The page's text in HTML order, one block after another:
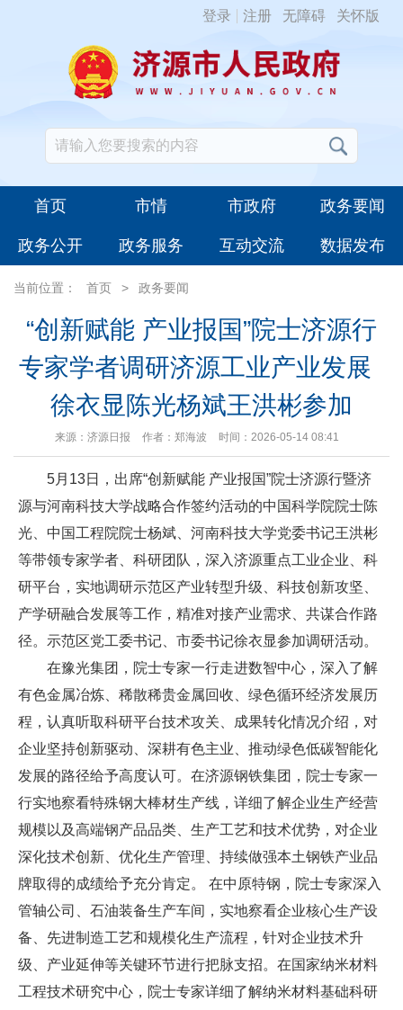
登录 注册 无障碍 关怀版
首页 市情 市政府 政务要闻
政务公开 政务服务 互动交流 数据发布
当前位置： 首页 > 政务要闻
“创新赋能 产业报国”院士济源行
专家学者调研济源工业产业发展
徐衣显陈光杨斌王洪彬参加
来源：济源日报 作者：郑海波 时间：2026-05-14 08:41
5月13日，出席“创新赋能 产业报国”院士济源行暨济
源与河南科技大学战略合作签约活动的中国科学院院士陈
光、中国工程院院士杨斌、河南科技大学党委书记王洪彬
等带领专家学者、科研团队，深入济源重点工业企业、科
研平台，实地调研示范区产业转型升级、科技创新攻坚、
产学研融合发展等工作，精准对接产业需求、共谋合作路
径。示范区党工委书记、市委书记徐衣显参加调研活动。
在豫光集团，院士专家一行走进数智中心，深入了解
有色金属冶炼、稀散稀贵金属回收、绿色循环经济发展历
程，认真听取科研平台技术攻关、成果转化情况介绍，对
企业坚持创新驱动、深耕有色主业、推动绿色低碳智能化
发展的路径给予高度认可。在济源钢铁集团，院士专家一
行实地察看特殊钢大棒材生产线，详细了解企业生产经营
规模以及高端钢产品品类、生产工艺和技术优势，对企业
深化技术创新、优化生产管理、持续做强本土钢铁产业品
牌取得的成绩给予充分肯定。 在中原特钢，院士专家深入
管轴公司、石油装备生产车间，实地察看企业核心生产设
备、先进制造工艺和规模化生产流程，针对企业技术升
级、产业延伸等关键环节进行把脉支招。在国家纳米材料
工程技术研究中心，院士专家详细了解纳米材料基础科研